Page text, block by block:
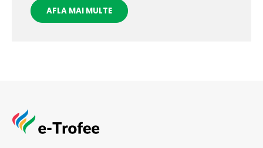
AFLA MAI MULTE